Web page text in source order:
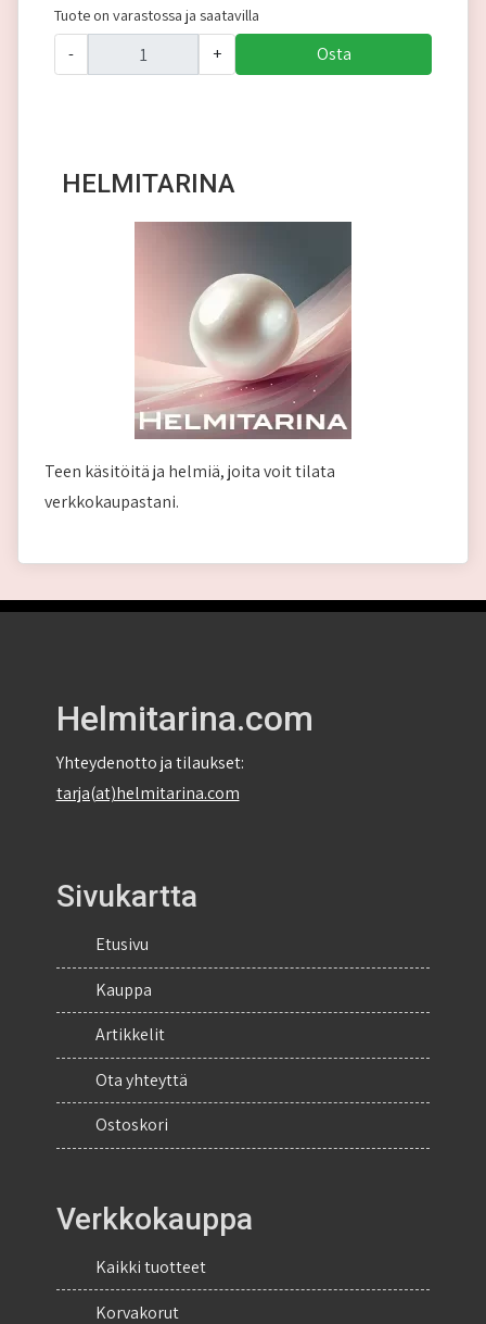
Tuote on varastossa ja saatavilla
- + Osta
HELMITARINA
Teen käsitöitä ja helmiä, joita voit tilata
verkkokaupastani.
Helmitarina.com
Yhteydenotto ja tilaukset:
tarja(at)helmitarina.com
Sivukartta
Etusivu
Kauppa
Artikkelit
Ota yhteyttä
Ostoskori
Verkkokauppa
Kaikki tuotteet
Korvakorut